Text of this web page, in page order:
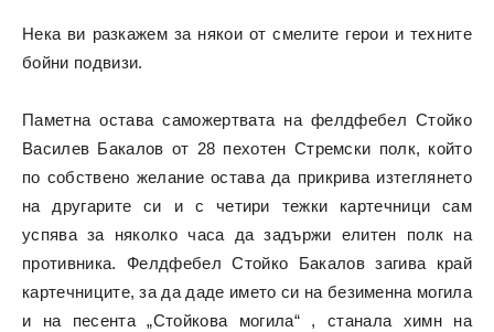
Нека ви разкажем за някои от смелите герои и техните
бойни подвизи.
Паметна остава саможертвата на фелдфебел Стойко
Василев Бакалов от 28 пехотен Стремски полк, който
по собствено желание остава да прикрива изтеглянето
на другарите си и с четири тежки картечници сам
успява за няколко часа да задържи елитен полк на
противника. Фелдфебел Стойко Бакалов загива край
картечниците, за да даде името си на безименна могила
и на песента „Стойкова могила“ , станала химн на